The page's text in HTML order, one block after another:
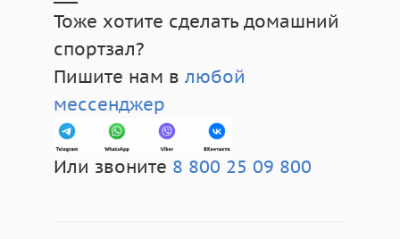
Тоже хотите сделать домашний
спортзал?
Пишите нам в любой
мессенджер
Или звоните 8 800 25 09 800